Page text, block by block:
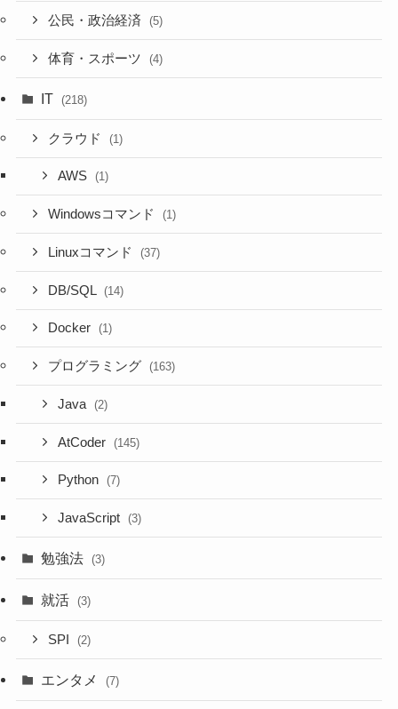
公民・政治経済 (5)
体育・スポーツ (4)
IT (218)
クラウド (1)
AWS (1)
Windowsコマンド (1)
Linuxコマンド (37)
DB/SQL (14)
Docker (1)
プログラミング (163)
Java (2)
AtCoder (145)
Python (7)
JavaScript (3)
勉強法 (3)
就活 (3)
SPI (2)
エンタメ (7)